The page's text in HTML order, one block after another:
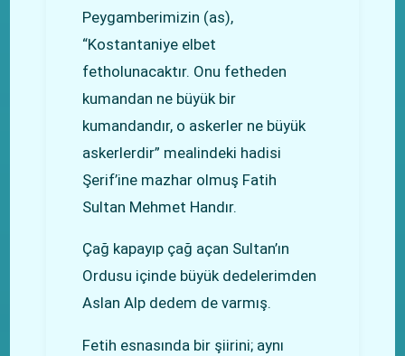
Peygamberimizin (as),
“Kostantaniye elbet
fetholunacaktır. Onu fetheden
kumandan ne büyük bir
kumandandır, o askerler ne büyük
askerlerdir” mealindeki hadisi
Şerif’ine mazhar olmuş Fatih
Sultan Mehmet Handır.
Çağ kapayıp çağ açan Sultan’ın
Ordusu içinde büyük dedelerimden
Aslan Alp dedem de varmış.
Fetih esnasında bir şiirini; aynı